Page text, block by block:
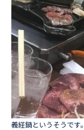
義経鍋というそうです。